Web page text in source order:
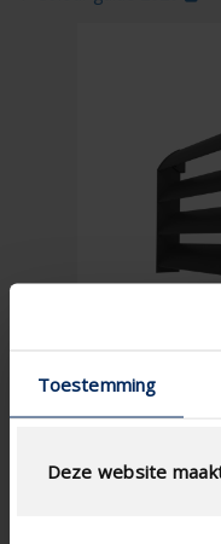
Toestemming
Deze website